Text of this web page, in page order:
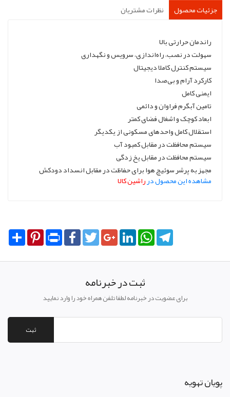
جزئیات محصول نظرات مشتریان
راندمان حرارتی بالا
سهولت در نصب، راه‌اندازی، سرویس و نگهداری
سیستم کنترل کاملا دیجیتال
کارکرد آرام و بی‌صدا
ایمنی کامل
تامین آبگرم فراوان و دائمی
ابعاد کوچک و اشغال فضای کمتر
استقلال کامل واحدهای مسکونی از یکدیگر
سیستم محافظت در مقابل کمبود آب
سیستم محافظت در مقابل یخ زدگی
مجهز به پرشر سوئیچ هوا برای حفاظت در مقابل انسداد دودکش
مشاهده این محصول درراشین کالا
Share PinterestPrint FacebookTwitterGoogle+LinkedInWhatsApp
ثبت در خبرنامه
برای عضویت در خبرنامه لطفا تلفن همراه خود را وارد نمایید
ثبت
پويان تهويه